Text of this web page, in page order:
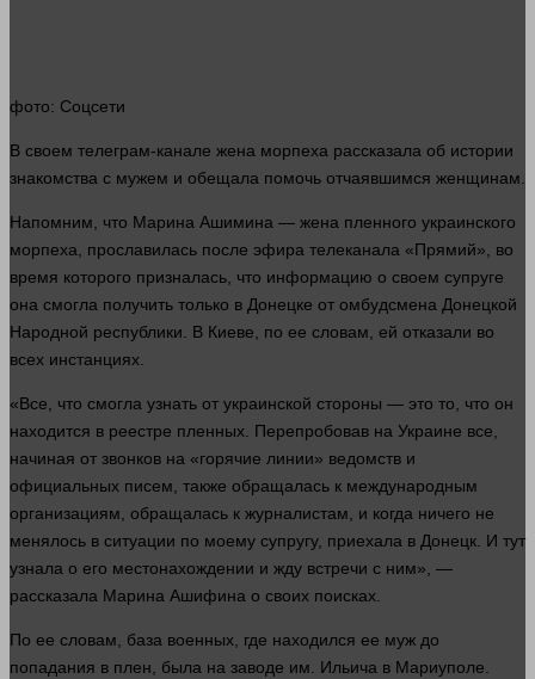
фото: Соцсети
В своем телеграм-канале жена морпеха рассказала об истории
знакомства с мужем и обещала помочь отчаявшимся женщинам.
Напомним, что Марина Ашимина — жена пленного украинского
морпеха, прославилась после эфира телеканала «Прямий», во
время которого призналась, что информацию о своем супруге
она смогла получить только в Донецке от омбудсмена Донецкой
Народной республики. В Киеве, по ее словам, ей отказали во
всех инстанциях.
«Все, что смогла узнать от украинской стороны — это то, что он
находится в реестре пленных. Перепробовав на Украине все,
начиная от звонков на «горячие линии» ведомств и
официальных писем, также обращалась к международным
организациям, обращалась к журналистам, и когда ничего не
менялось в ситуации по моему супругу, приехала в Донецк. И тут
узнала о его местонахождении и жду встречи с ним», —
рассказала Марина Ашифина о своих поисках.
По ее словам, база военных, где находился ее муж до
попадания в плен, была на заводе им. Ильича в Мариуполе.